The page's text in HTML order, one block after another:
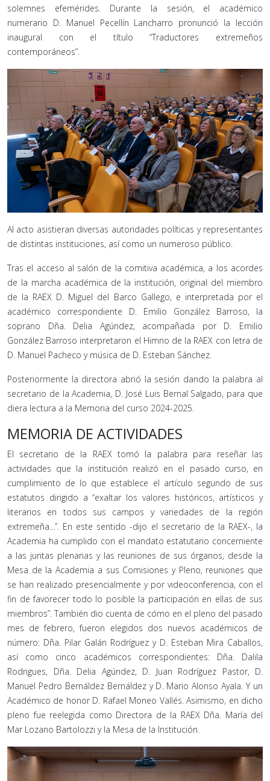
solemnes efemérides. Durante la sesión, el académico
numerario D. Manuel Pecellín Lancharro pronunció la lección
inaugural con el título “Traductores extremeños
contemporáneos”.
Al acto asistieran diversas autoridades políticas y representantes
de distintas instituciones, así como un numeroso público.
Tras el acceso al salón de la comitiva académica, a los acordes
de la marcha académica de la institución, original del miembro
de la RAEX D. Miguel del Barco Gallego, e interpretada por el
académico correspondiente D. Emilio González Barroso, la
soprano Dña. Delia Agúndez, acompañada por D. Emilio
González Barroso interpretaron el Himno de la RAEX con letra de
D. Manuel Pacheco y música de D. Esteban Sánchez.
Posteriormente la directora abrió la sesión dando la palabra al
secretario de la Academia, D. José Luis Bernal Salgado, para que
diera lectura a la Memoria del curso 2024-2025.
MEMORIA DE ACTIVIDADES
El secretario de la RAEX tomó la palabra para reseñar las
actividades que la institución realizó en el pasado curso, en
cumplimiento de lo que establece el artículo segundo de sus
estatutos dirigido a “exaltar los valores históricos, artísticos y
literarios en todos sus campos y variedades de la región
extremeña...”. En este sentido -dijo el secretario de la RAEX-, la
Academia ha cumplido con el mandato estatutario concerniente
a las juntas plenarias y las reuniones de sus órganos, desde la
Mesa de la Academia a sus Comisiones y Pleno, reuniones que
se han realizado presencialmente y por videoconferencia, con el
fin de favorecer todo lo posible la participación en ellas de sus
miembros”. También dio cuenta de cómo en el pleno del pasado
mes de febrero, fueron elegidos dos nuevos académicos de
número: Dña. Pilar Galán Rodríguez y D. Esteban Mira Caballos,
así como cinco académicos correspondientes: Dña. Dalila
Rodrigues, Dña. Delia Agúndez, D. Juan Rodríguez Pastor, D.
Manuel Pedro Bernáldez Bernáldez y D. Mario Alonso Ayala. Y un
Académico de honor D. Rafael Moneo Vallés. Asimismo, en dicho
pleno fue reelegida como Directora de la RAEX Dña. María del
Mar Lozano Bartolozzi y la Mesa de la Institución.